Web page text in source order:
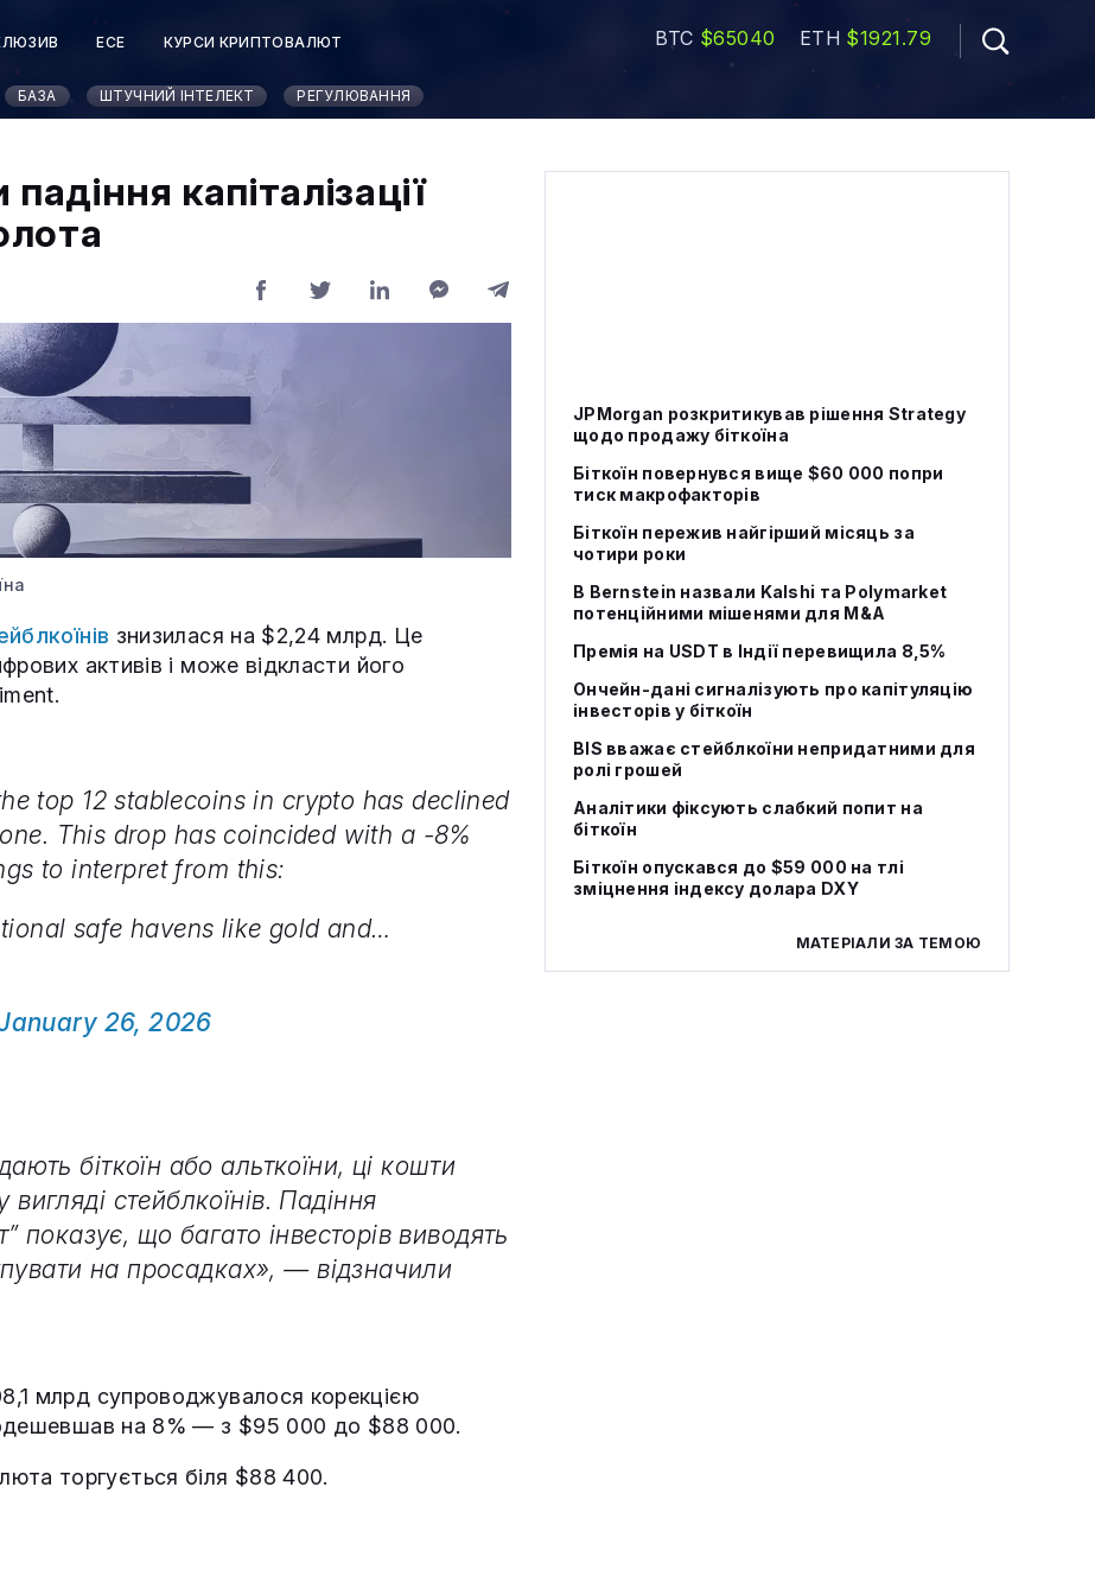
ЕСЕ КУРСИ КРИПТОВАЛЮТ BTC $65040 ETH $1921.79
БАЗА ШТУЧНИЙ ІНТЕЛЕКТ РЕГУЛЮВАННЯ
JPMorgan розкритикував рішення Strategy
щодо продажу біткоїна
Біткоїн повернувся вище $60 000 попри
тиск макрофакторів
Біткоїн пережив найгірший місяць за
чотири роки
В Bernstein назвали Kalshi та Polymarket
потенційними мішенями для M&A
Премія на USDT в Індії перевищила 8,5%
Ончейн-дані сигналізують про капітуляцію
інвесторів у біткоїн
BIS вважає стейблкоїни непридатними для
ролі грошей
Аналітики фіксують слабкий попит на
біткоїн
Біткоїн опускався до $59 000 на тлі
зміцнення індексу долара DXY
МАТЕРІАЛИ ЗА ТЕМОЮ
капіталізації
знизилася на $2,24 млрд. Це
активів і може відкласти його
top 12 stablecoins in crypto has declined
This drop has coincided with a -8%
to interpret from this:
safe havens like gold and…
26, 2026
біткоїн або альткоїни, ці кошти
стейблкоїнів. Падіння
показує, що багато інвесторів виводять
на просадках», — відзначили
млрд супроводжувалося корекцією
на 8% — з $95 000 до $88 000.
торгується біля $88 400.